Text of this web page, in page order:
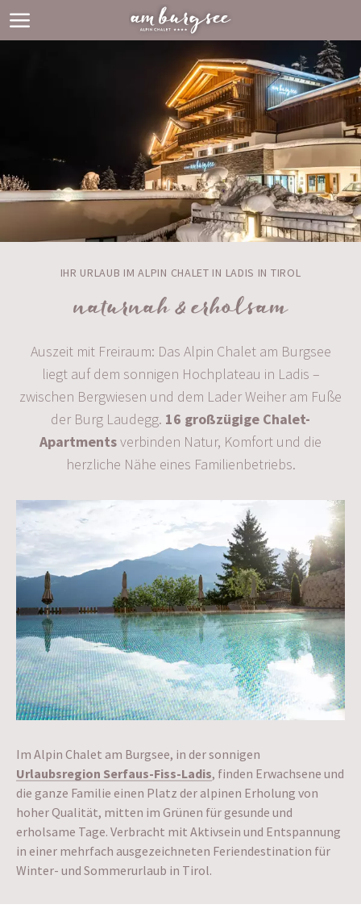
IHR URLAUB IM ALPIN CHALET IN LADIS IN TIROL
naturnah & erholsam
Auszeit mit Freiraum: Das Alpin Chalet am Burgsee
liegt auf dem sonnigen Hochplateau in Ladis –
zwischen Bergwiesen und dem Lader Weiher am Fuße
der Burg Laudegg. 16 großzügige Chalet-
Apartmentsverbinden Natur, Komfort und die
herzliche Nähe eines Familienbetriebs.
Im Alpin Chalet am Burgsee, in der sonnigen
Urlaubsregion Serfaus-Fiss-Ladis, finden Erwachsene und
die ganze Familie einen Platz der alpinen Erholung von
hoher Qualität, mitten im Grünen für gesunde und
erholsame Tage. Verbracht mit Aktivsein und Entspannung
in einer mehrfach ausgezeichneten Feriendestination für
Winter- und Sommerurlaub in Tirol.